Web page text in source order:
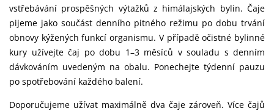
vstřebávání prospěšných výtažků z himálajských bylin. Čaje
pijeme jako součást denního pitného režimu po dobu trvání
obnovy kýžených funkcí organismu. V případě očistné bylinné
kury užívejte čaj po dobu 1–3 měsíců v souladu s denním
dávkováním uvedeným na obalu. Ponechejte týdenní pauzu
po spotřebování každého balení.
Doporučujeme užívat maximálně dva čaje zároveň. Více čajů